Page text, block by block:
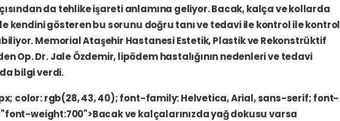
da tehlikeişaretianlamına geliyor.Bacak,kalçavekollarda
kendinigösterenbu sorunu doğrutanıvetedaviilekontrolilekontrol
MemorialAtaşehir HastanesiEstetik,PlastikveRekonstrüktif
Op.Dr.JaleÖzdemir,lipödemhastalığınınnedenlerivetedavi
bilgiverdi.
color:rgb(28,43,40);font-family:Helvetica,Arial,sans-serif;font-
weight:700">Bacakvekalçalarınızdayağdokusuvarsa